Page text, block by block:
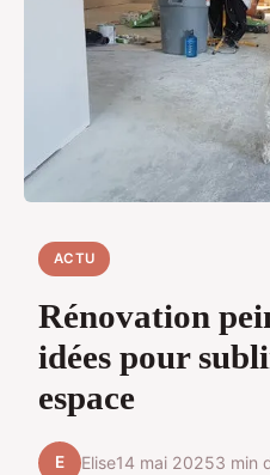
ACTU
Rénovation
idées pour
espace
E Elise14 mai 20253 min